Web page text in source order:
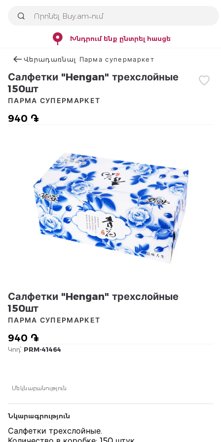
Խնդրում ենք ընտրել հասցե
Վերադառնալ Парма супермаркет
Салфетки "Hengan" трехслойные
150шт
940 ֏
ПАРМА СУПЕРМАРКЕТ
Салфетки "Hengan" трехслойные
150шт
940 ֏
ПАРМА СУПЕРМАРКЕТ
Կոդ՝ PRM-41464
Մեկնաբանություն
Նկարագրություն
Салфетки трехслойные.